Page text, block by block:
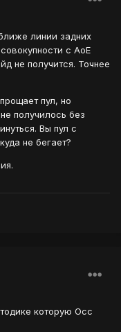
линии задних
с АоЕ
не получится. Точнее
пул, но
получилось без
Вы пул с
не бегает?
которую Осс